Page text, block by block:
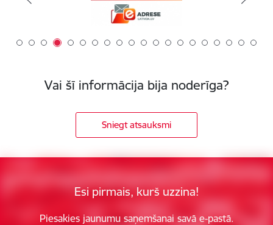
Vai šī informācija bija noderīga?
Sniegt atsauksmi
Esi pirmais, kurš uzzina!
Piesakies jaunumu saņemšanai savā e-pastā.